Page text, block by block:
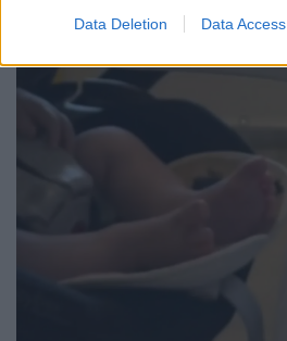
Data Deletion Data Access